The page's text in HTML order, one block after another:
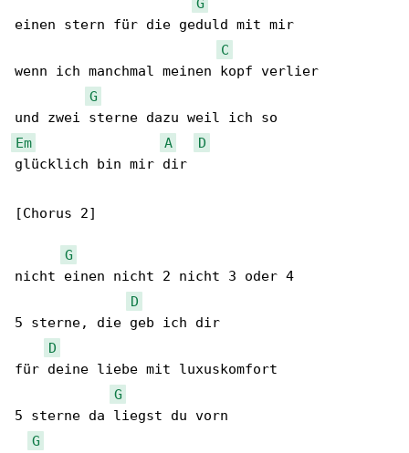
G
einen stern für die geduld mit mir
C
wenn ich manchmal meinen kopf verlier
G
Em
A
D
glücklich bin mir dir
[Chorus 2]
G
nicht einen nicht 2 nicht 3 oder 4
D
5 sterne, die geb ich dir
D
für deine liebe mit luxuskomfort
G
5 sterne da liegst du vorn
G